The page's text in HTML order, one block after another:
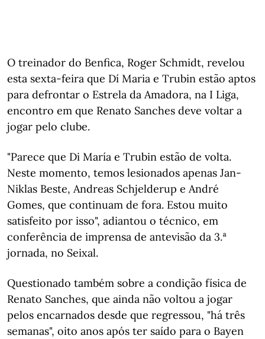
O treinador do Benfica, Roger Schmidt, revelou
esta sexta-feira que Dí Maria e Trubin estão aptos
para defrontar o Estrela da Amadora, na I Liga,
encontro em que Renato Sanches deve voltar a
jogar pelo clube.
"Parece que Di María e Trubin estão de volta.
Neste momento, temos lesionados apenas Jan-
Niklas Beste, Andreas Schjelderup e André
Gomes, que continuam de fora. Estou muito
satisfeito por isso", adiantou o técnico, em
conferência de imprensa de antevisão da 3.ª
jornada, no Seixal.
Questionado também sobre a condição física de
Renato Sanches, que ainda não voltou a jogar
pelos encarnados desde que regressou, "há três
semanas", oito anos após ter saído para o Bayen